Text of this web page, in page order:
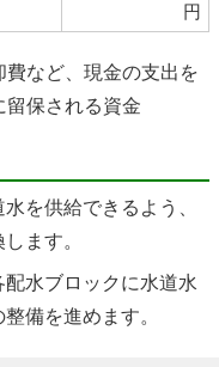
円
など、現金の支出を
留保される資金
を供給できるよう、
ます。
水ブロックに水道水
備を進めます。